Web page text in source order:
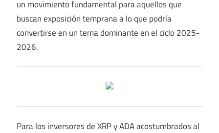
un movimiento fundamental para aquellos que
buscan exposición temprana a lo que podría
convertirse en un tema dominante en el ciclo 2025-
2026.
Para los inversores de XRP y ADA acostumbrados al